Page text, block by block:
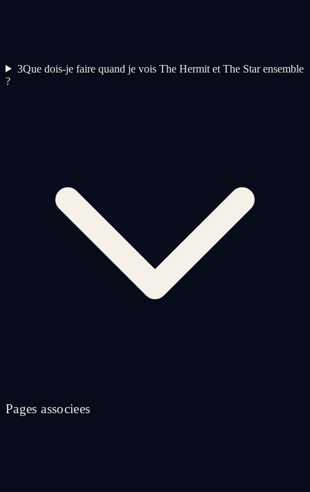
3Que dois-je faire quand je vois The Hermit et The Star ensemble
?
Pages associees